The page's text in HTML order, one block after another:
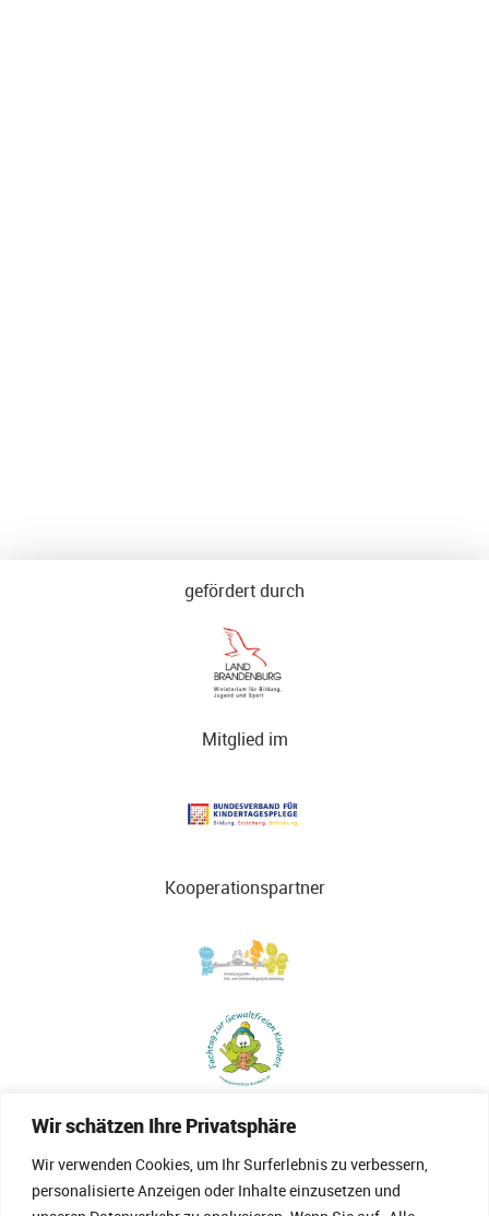
Wir schätzen Ihre Privatsphäre
Wir verwenden Cookies, um Ihr Surferlebnis zu verbessern,
personalisierte Anzeigen oder Inhalte einzusetzen und
gefördert durch
Mitglied im
Kooperationspartner